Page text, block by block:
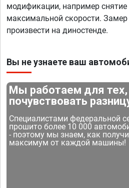
модификации, например снятие
максимальной скорости.
произвести на диностенде.
Вы не узнаете ваш
Мы работаем для
почувствовать
Специалистами федеральной
прошито более 10 000
- поэтому мы знаем, как
максимум от каждой машины!